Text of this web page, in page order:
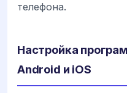
телефона.
Настройка
Android и iOS